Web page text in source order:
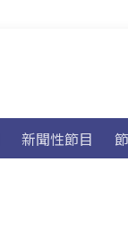
新聞性節目